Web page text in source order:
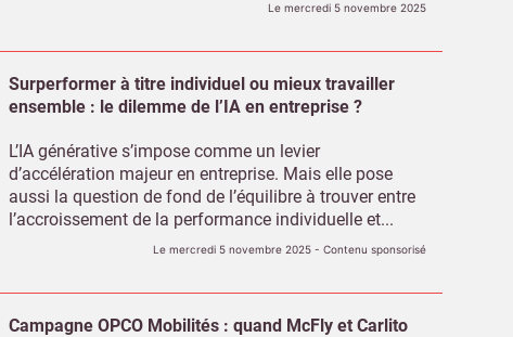
Le mercredi 5 novembre 2025
Surperformer à titre individuel ou mieux travailler
ensemble : le dilemme de l’IA en entreprise ?
L’IA générative s’impose comme un levier
d’accélération majeur en entreprise. Mais elle pose
aussi la question de fond de l’équilibre à trouver entre
l’accroissement de la performance individuelle et...
Le mercredi 5 novembre 2025 - Contenu sponsorisé
Campagne OPCO Mobilités : quand McFly et Carlito